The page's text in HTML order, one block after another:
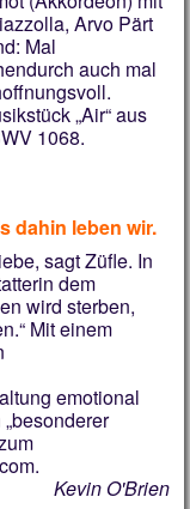
Arvo Pärt
Mal
auch mal
„Air“ aus
1068.
dahin leben wir.
sagt Züfle. In
dem
wird sterben,
Mit einem
emotional
Kevin O'Brien